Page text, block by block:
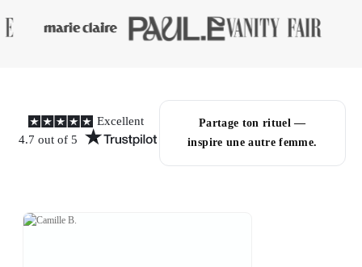
Excellent
4.7 out of 5
Partage ton rituel —
inspire une autre femme.